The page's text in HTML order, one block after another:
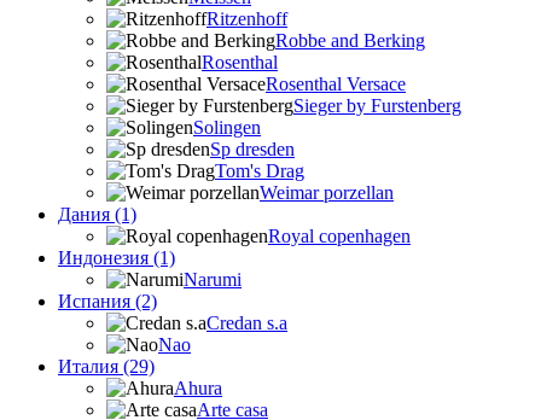
Ritzenhoff
Robbe and Berking
Rosenthal
Rosenthal Versace
Sieger by Furstenberg
Solingen
Sp dresden
Tom's Drag
Weimar porzellan
Дания (1)
Royal copenhagen
Индонезия (1)
Narumi
Испания (2)
Credan s.a
Nao
Италия (29)
Ahura
Arte casa